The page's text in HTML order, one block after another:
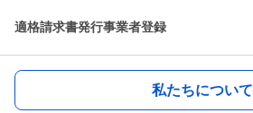
適格請求書発行事業者登録
私たちについて